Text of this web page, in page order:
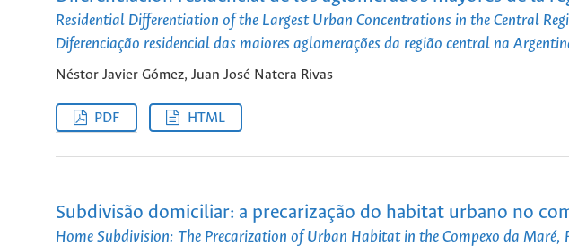
Residential Differentiation of the Largest Urban Concentrations in the Central
Diferenciação residencial das maiores aglomerações da região central na
Néstor Javier Gómez, Juan José Natera Rivas
PDF HTML
Subdivisão domiciliar: a precarização do habitat urbano no
Home Subdivision: The Precarization of Urban Habitat in the Compexo da Maré,